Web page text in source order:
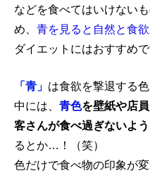
などを食べてはいけない
め、 青を見ると自然と食
ダイエットにはおすすめで
「青」 は食欲を撃退する
中には、 青色を壁紙や店
客さんが食べ過ぎないよ
るとか…！（笑）
色だけで食べ物の印象が